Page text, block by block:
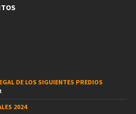
DE LOS SIGUIENTES PREDIOS
2024